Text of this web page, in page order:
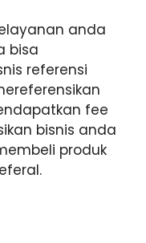
anda
bisa
referensi
fee
bisnis anda
produk